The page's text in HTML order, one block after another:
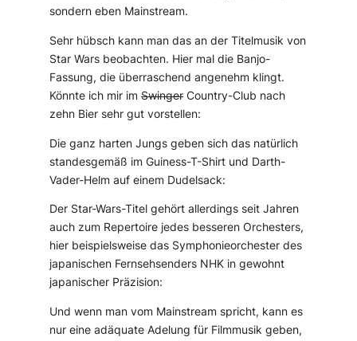
sondern eben Mainstream.
Sehr hübsch kann man das an der Titelmusik von
Star Wars beobachten. Hier mal die Banjo-
Fassung, die überraschend angenehm klingt.
Könnte ich mir imSwinger Country-Club nach
zehn Bier sehr gut vorstellen:
Die ganz harten Jungs geben sich das natürlich
standesgemäß im Guiness-T-Shirt und Darth-
Vader-Helm auf einem Dudelsack:
Der Star-Wars-Titel gehört allerdings seit Jahren
auch zum Repertoire jedes besseren Orchesters,
hier beispielsweise das Symphonieorchester des
japanischen Fernsehsenders NHK in gewohnt
japanischer Präzision:
Und wenn man vom Mainstream spricht, kann es
nur eine adäquate Adelung für Filmmusik geben,